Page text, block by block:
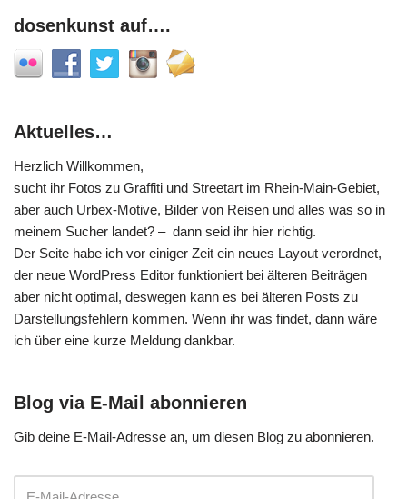
dosenkunst auf….
Aktuelles…
Herzlich Willkommen,
sucht ihr Fotos zu Graffiti und Streetart im Rhein-Main-Gebiet,
aber auch Urbex-Motive, Bilder von Reisen und alles was so in
meinem Sucher landet? – dann seid ihr hier richtig.
Der Seite habe ich vor einiger Zeit ein neues Layout verordnet,
der neue WordPress Editor funktioniert bei älteren Beiträgen
aber nicht optimal, deswegen kann es bei älteren Posts zu
Darstellungsfehlern kommen. Wenn ihr was findet, dann wäre
ich über eine kurze Meldung dankbar.
Blog via E-Mail abonnieren
Gib deine E-Mail-Adresse an, um diesen Blog zu abonnieren.